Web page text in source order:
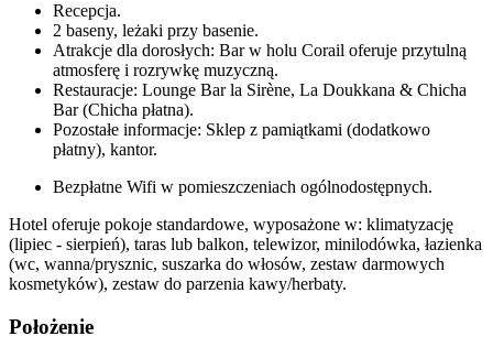
Recepcja.
2 baseny, leżaki przy basenie.
Atrakcje dla dorosłych: Bar w holu Corail oferuje przytulną
atmosferę i rozrywkę muzyczną.
Restauracje: Lounge Bar la Sirène, La Doukkana & Chicha
Bar (Chicha płatna).
Pozostałe informacje: Sklep z pamiątkami (dodatkowo
płatny), kantor.
Bezpłatne Wifi w pomieszczeniach ogólnodostępnych.
Hotel oferuje pokoje standardowe, wyposażone w: klimatyzację
(lipiec - sierpień), taras lub balkon, telewizor, minilodówka, łazienka
(wc, wanna/prysznic, suszarka do włosów, zestaw darmowych
kosmetyków), zestaw do parzenia kawy/herbaty.
Położenie